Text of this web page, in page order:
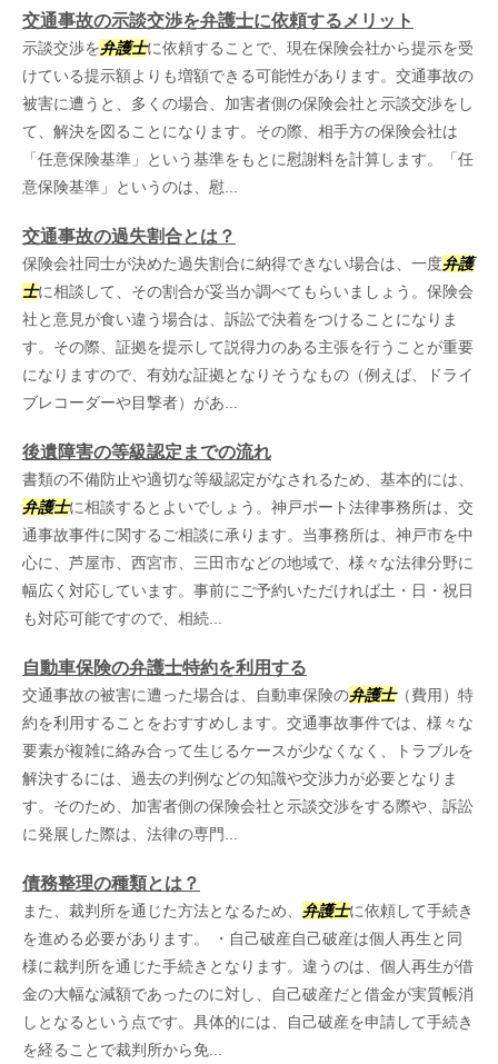
交通事故の示談交渉を弁護士に依頼するメリット
示談交渉を弁護士に依頼することで、現在保険会社から提示を受
けている提示額よりも増額できる可能性があります。交通事故の
被害に遭うと、多くの場合、加害者側の保険会社と示談交渉をし
て、解決を図ることになります。その際、相手方の保険会社は
「任意保険基準」という基準をもとに慰謝料を計算します。「任
意保険基準」というのは、慰...
交通事故の過失割合とは？
保険会社同士が決めた過失割合に納得できない場合は、一度弁護
士に相談して、その割合が妥当か調べてもらいましょう。保険会
社と意見が食い違う場合は、訴訟で決着をつけることになりま
す。その際、証拠を提示して説得力のある主張を行うことが重要
になりますので、有効な証拠となりそうなもの（例えば、ドライ
ブレコーダーや目撃者）があ...
後遺障害の等級認定までの流れ
書類の不備防止や適切な等級認定がなされるため、基本的には、
弁護士に相談するとよいでしょう。神戸ポート法律事務所は、交
通事故事件に関するご相談に承ります。当事務所は、神戸市を中
心に、芦屋市、西宮市、三田市などの地域で、様々な法律分野に
幅広く対応しています。事前にご予約いただければ土・日・祝日
も対応可能ですので、相続...
自動車保険の弁護士特約を利用する
交通事故の被害に遭った場合は、自動車保険の弁護士（費用）特
約を利用することをおすすめします。交通事故事件では、様々な
要素が複雑に絡み合って生じるケースが少なくなく、トラブルを
解決するには、過去の判例などの知識や交渉力が必要となりま
す。そのため、加害者側の保険会社と示談交渉をする際や、訴訟
に発展した際は、法律の専門...
債務整理の種類とは？
また、裁判所を通じた方法となるため、 弁護士に依頼して手続き
を進める必要があります。 ・自己破産自己破産は個人再生と同
様に裁判所を通じた手続きとなります。違うのは、個人再生が借
金の大幅な減額であったのに対し、自己破産だと借金が実質帳消
しとなるという点です。具体的には、自己破産を申請して手続き
を経ることで裁判所から免...